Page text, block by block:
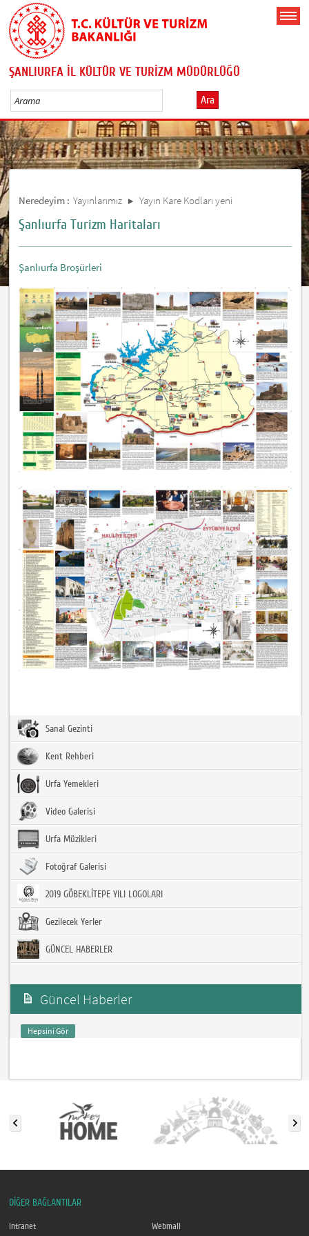
ŞANLIURFA İL KÜLTÜR VE TURİZM MÜDÜRLÜĞÜ
Ara
Neredeyim : Yayınlarımız Yayın Kare Kodları yeni
Şanlıurfa Turizm Haritaları
Şanlıurfa Broşürleri
Sanal Gezinti
Kent Rehberi
Urfa Yemekleri
Video Galerisi
Urfa Müzikleri
Fotoğraf Galerisi
2019 GÖBEKLİTEPE YILI LOGOLARI
Gezilecek Yerler
GÜNCEL HABERLER
Güncel Haberler
Hepsini Gör
DİĞER BAĞLANTILAR
Intranet Webmail